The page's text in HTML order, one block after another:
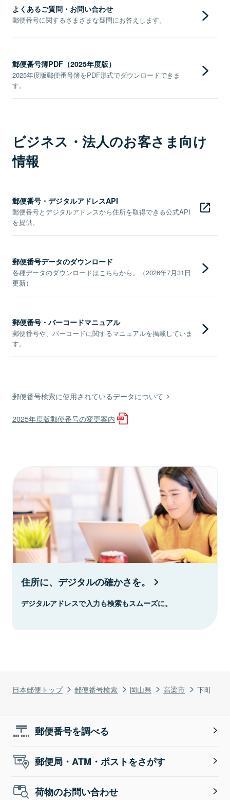
日本郵便トップ 郵便番号検索 岡山県 高梁市 下町
よくあるご質問・お問い合わせ
郵便番号に関するさまざまな疑問にお答えします。
郵便番号簿PDF（2025年度版）
2025年度版郵便番号簿をPDF形式でダウンロードできま
す。
ビジネス・法人のお客さま向け
情報
郵便番号・デジタルアドレスAPI
郵便番号とデジタルアドレスから住所を取得できる公式API
を提供。
郵便番号データのダウンロード
各種データのダウンロードはこちらから。（2026年7月31日
更新）
郵便番号・バーコードマニュアル
郵便番号や、バーコードに関するマニュアルを掲載していま
す。
郵便番号検索に使用されているデータについて
2025年度版郵便番号の変更案内
住所に、デジタルの確かさを。
デジタルアドレスで入力も検索もスムーズに。
郵便番号を調べる
郵便局・ATM・ポストをさがす
荷物のお問い合わせ